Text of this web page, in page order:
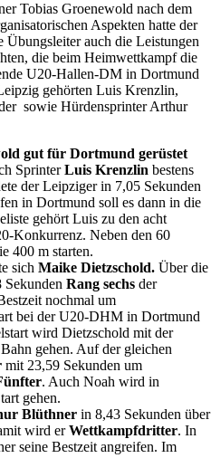
Tobias Groenewold nach dem
Aspekten hatte der
Übungsleiter auch die Leistungen
die beim Heimwettkampf die
U20-Hallen-DM in Dortmund
gehörten Luis Krenzlin,
sowie Hürdensprinter Arthur
gut für Dortmund gerüstet
SprinterLuis Krenzlin bestens
der Leipziger in 7,05 Sekunden
in Dortmund soll es dann in die
gehört Luis zu den acht
Konkurrenz. Neben den 60
400 m starten.
sichMaike Dietzschold. Über die
SekundenRang sechs der
nochmal um
bei der U20-DHM in Dortmund
wird Dietzschold mit der
gehen. Auf der gleichen
mit 23,59 Sekunden um
. Auch Noah wird in
gehen.
Blüthner in 8,43 Sekunden über
wird erWettkampfdritter. In
seine Bestzeit angreifen. Im